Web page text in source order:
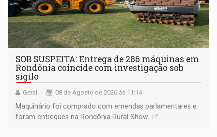
SOB SUSPEITA: Entrega de 286 máquinas em
Rondônia coincide com investigação sob
sigilo
Geral 08 de Agosto de 2026 às 11:14
Maquinário foi comprado com emendas parlamentares e
foram entregues na Rondônia Rural Show